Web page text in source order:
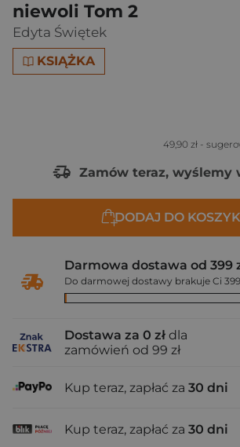
niewoli Tom 2
Edyta Świętek
KSIĄŻKA
49,90 zł -
Zamów teraz, wyślemy
DODAJ DO
Darmowa dostawa od 399
Do darmowej dostawy brakuje Ci
Dostawa za 0 zł dla
zamówień od 99 zł
Kup teraz, zapłać za 30 dni
Kup teraz, zapłać za 30 dni